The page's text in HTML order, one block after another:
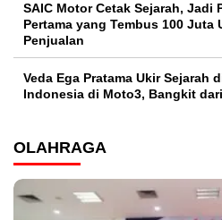
SAIC Motor Cetak Sejarah, Jadi
Pertama yang Tembus 100 Juta
Penjualan
Veda Ega Pratama Ukir Sejarah
Indonesia di Moto3, Bangkit
OLAHRAGA